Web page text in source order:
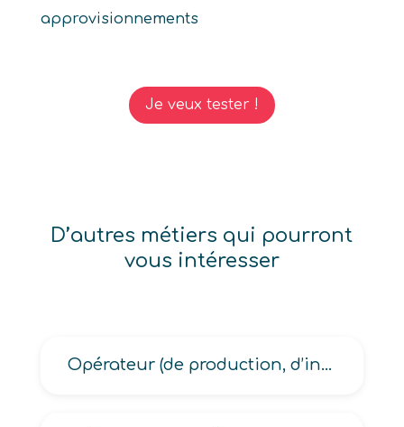
approvisionnements
Je veux tester !
D’autres métiers qui pourront
vous intéresser
Opérateur (de production, d’installation de pâte à papier)